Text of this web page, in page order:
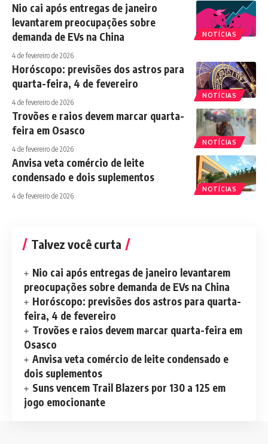
NOTÍCIAS
Nio cai após entregas de janeiro
levantarem preocupações sobre
demanda de EVs na China
4 de fevereiro de 2026
NOTÍCIAS
Horóscopo: previsões dos astros para
quarta-feira, 4 de fevereiro
4 de fevereiro de 2026
NOTÍCIAS
Trovões e raios devem marcar quarta-
feira em Osasco
4 de fevereiro de 2026
NOTÍCIAS
Anvisa veta comércio de leite
condensado e dois suplementos
4 de fevereiro de 2026
Talvez você curta
Nio cai após entregas de janeiro levantarem
preocupações sobre demanda de EVs na China
Horóscopo: previsões dos astros para quarta-
feira, 4 de fevereiro
Trovões e raios devem marcar quarta-feira em
Osasco
Anvisa veta comércio de leite condensado e
dois suplementos
Suns vencem Trail Blazers por 130 a 125 em
jogo emocionante